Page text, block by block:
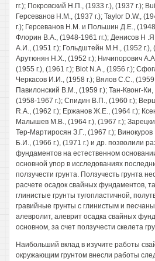
гг.); Покровский Н.П., (1933 г.), (1937 г.);
Герсеванов Н.М., (1937 г.); Taylor D.W.,
г.); Герсеванов Н.М. и Польшин Д.Е., (1948
Флорин В.А., (1948-1961 гг.); Денисов H
А.И., (1951 г.); Гольдштейн М.Н., (1952 г.),
Арутюнян Н.Х., (1952 г.); Ничипорович
(1955 г.), (1961 г.); Biot N.A., (1956 г.);
Черкасов И.И., (1958 г.); Вялов С.С.,
Павилонский В.М., (1959 г.); Тан-Квонг-
(1958-1967 г.); Спидин В.П., (1960 г.);
R.A., (1962 г.); Ержанов Ж.Е., (1964 г.);
Малышев М.В., (1964 г.), (1967 г.);
Тер-Мартиросян З.Г., (1967 г.);
Б.И., (1966 г.), (1971 г.) и др. позволили
фундаментов на естественном
основной упор в исследованиях
ползучести грунта. Ползучесть грунта
расчете осадок свайных фундаментов,
глинистые грунты тугопластичной,
гравийные грунты с глинистым и
алевролит, алеврит осадка свайных
основном, за счет ползучести скелета
Наибольший вклад в изучите работы
окружающим грунтом внесли работы